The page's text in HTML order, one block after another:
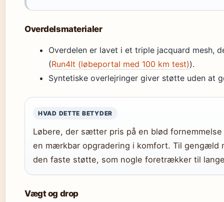
Overdelsmaterialer
Overdelen er lavet i et triple jacquard mesh,
(Run4It (løbeportal med 100 km test)).
Syntetiske overlejringer giver støtte uden at
HVAD DETTE BETYDER
Løbere, der sætter pris på en blød
en mærkbar opgradering i komfort. Til gengæld
den faste støtte, som nogle foretrækker til
Vægt og drop